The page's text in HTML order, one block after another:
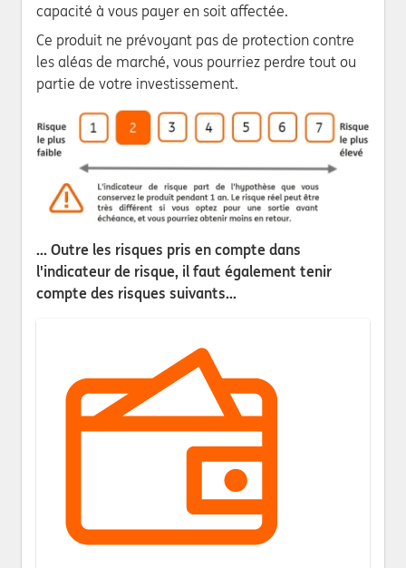
capacité à vous payer en soit affectée.
Ce produit ne prévoyant pas de protection contre
les aléas de marché, vous pourriez perdre tout ou
partie de votre investissement.
... Outre les risques pris en compte dans
l'indicateur de risque, il faut également tenir
compte des risques suivants...